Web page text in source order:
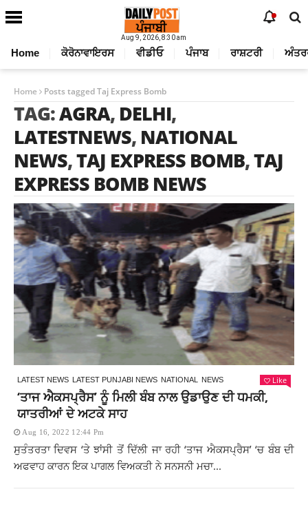
Aug 9, 2026, 8:30 am
Home ਕੋਰੋਨਾਵਾਇਰਸ ਵੀਡੀਓ ਪੰਜਾਬ ਰਾਸ਼ਟਰੀ
Home Posts tagged Taj Express Bomb
TAG:AGRA, DELHI,
LATESTNEWS, NATIONAL
NEWS,TAJ EXPRESS BOMB,TAJ
EXPRESS BOMB NEWS
LATEST NEWS LATEST PUNJABI NEWS NATIONAL NEWS Like
‘ਤਾਜ ਐਕਸਪ੍ਰੈਸ’ ਨੂੰ ਮਿਲੀ ਬੰਬ ਨਾਲ ਉਡਾਉਣ ਦੀ ਧਮਕੀ,
ਯਾਤਰੀਆਂ ਦੇ ਅਟਕੇ ਸਾਹ
Aug 16, 2022 12:44 Pm
ਸੁਤੰਤਰਤਾ ਦਿਵਸ ‘ਤੇ ਝਾਂਸੀ ਤੋਂ ਦਿੱਲੀ ਜਾ ਰਹੀ ‘ਤਾਜ ਐਕਸਪ੍ਰੈਸ’ ‘ਚ ਬੰਬ ਦੀ
ਅਫਵਾਹ ਕਾਰਨ ਇਕ ਪਾਗਲ ਵਿਅਕਤੀ ਨੇ ਸਨਸਨੀ ਮਚਾ...